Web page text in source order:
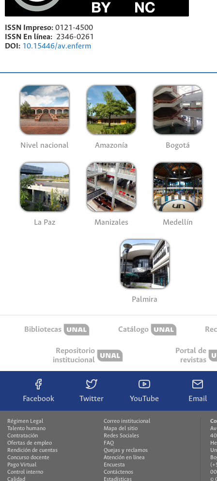
ISSN Impreso: 0121-4500
ISSN En línea: 2346-0261
DOI: 10.15446/av.enferm
Nivel nacional Amazonía Bogotá
La Paz Manizales Medellín
Palmira
Bibliotecas Catálogo
Repositorio
institucional
Portal de
revistas
Facebook Twitter YouTube Email
Régimen Legal
Talento humano
Contratación
Ofertas de empleo
Rendición de cuentas
Concurso docente
Pago Virtual
Control interno
Calidad
Correo institucional
Mapa del sitio
Redes Sociales
FAQ
Quejas y reclamos
Atención en línea
Encuesta
Contáctenos
Estadísticas
©